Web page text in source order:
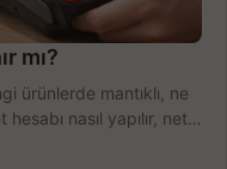
mı?
ürünlerde mantıklı, ne
nasıl yapılır, net